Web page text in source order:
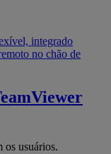
integrado
no chão de
os usuários.